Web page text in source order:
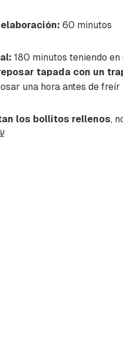
60 minutos
180 minutos teniendo
tapada con un
una hora antes de
los bollitos rellenos,